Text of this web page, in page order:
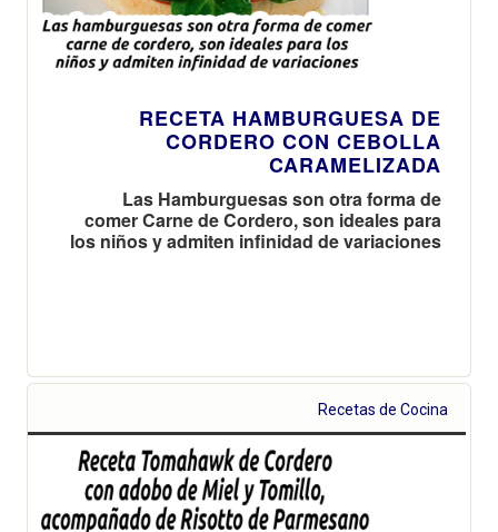
RECETA HAMBURGUESA DE
CORDERO CON CEBOLLA
CARAMELIZADA
Las Hamburguesas son otra forma de
comer Carne de Cordero, son ideales para
los niños y admiten infinidad de variaciones
Recetas de Cocina